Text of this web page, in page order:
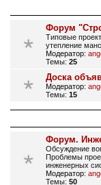
Форум
Типовые
утепление
Модератор:
Темы: 25
Доска
Модератор:
Темы: 15
Форум.
Обсуждение
Проблемы
инженерных
Модератор:
Темы: 50